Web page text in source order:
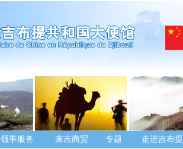
领事服务 来吉商贸 专题 走进吉布提